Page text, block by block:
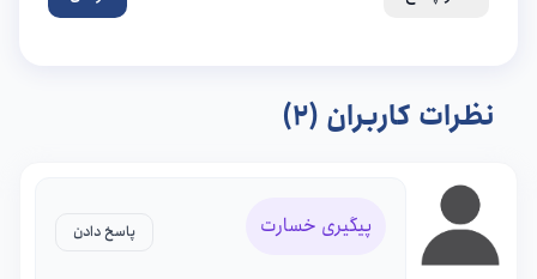
نظرات کاربران (2)
پیگیری خسارت پاسخ دادن